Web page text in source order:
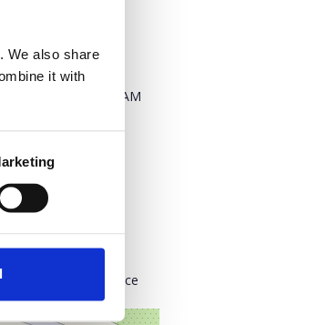
We also share
it with
9, 2025 9:00 AM
Athinon, Greece